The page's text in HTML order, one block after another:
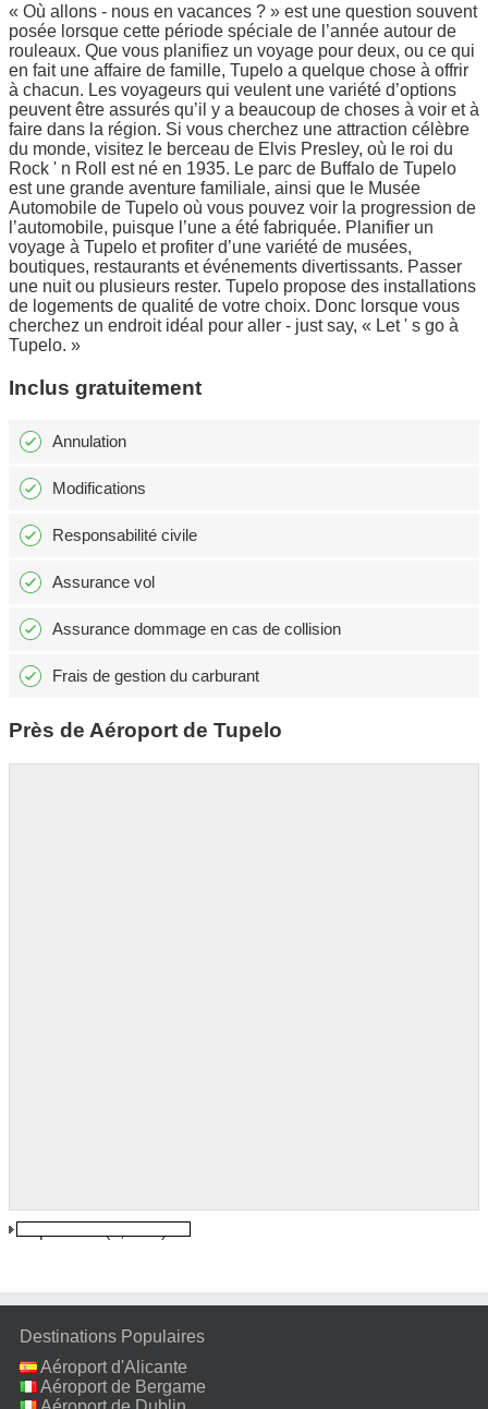
« Où allons - nous en vacances ? » est une question souvent
posée lorsque cette période spéciale de l’année autour de
rouleaux. Que vous planifiez un voyage pour deux, ou ce qui
en fait une affaire de famille, Tupelo a quelque chose à offrir
à chacun. Les voyageurs qui veulent une variété d’options
peuvent être assurés qu’il y a beaucoup de choses à voir et à
faire dans la région. Si vous cherchez une attraction célèbre
du monde, visitez le berceau de Elvis Presley, où le roi du
Rock ' n Roll est né en 1935. Le parc de Buffalo de Tupelo
est une grande aventure familiale, ainsi que le Musée
Automobile de Tupelo où vous pouvez voir la progression de
l’automobile, puisque l’une a été fabriquée. Planifier un
voyage à Tupelo et profiter d’une variété de musées,
boutiques, restaurants et événements divertissants. Passer
une nuit ou plusieurs rester. Tupelo propose des installations
de logements de qualité de votre choix. Donc lorsque vous
cherchez un endroit idéal pour aller - just say, « Let ' s go à
Tupelo. »
Inclus gratuitement
Annulation
Modifications
Responsabilité civile
Assurance vol
Assurance dommage en cas de collision
Frais de gestion du carburant
Près de Aéroport de Tupelo
Destinations Populaires
Aéroport d'Alicante
Aéroport de Bergame